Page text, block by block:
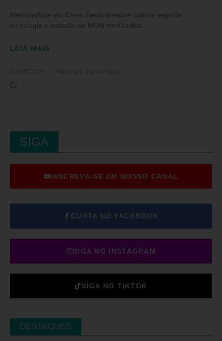
Metamorfose em Cena: Festival reúne cultura, esporte,
tecnologia e inclusão no MON em Curitiba
LEIA MAIS
SIGA
INSCREVA-SE EM NOSSO CANAL
CURTA NO FACEBOOK
SIGA NO INSTAGRAM
SIGA NO TIKTOK
DESTAQUES